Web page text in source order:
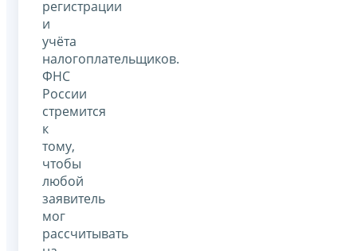
регистрации
и
учёта
налогоплательщиков.
ФНС
России
стремится
к
тому,
чтобы
любой
заявитель
мог
рассчитывать